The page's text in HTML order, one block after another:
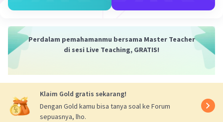
Perdalam pemahamanmu bersama Master Teacher
di sesi Live Teaching, GRATIS!
Klaim Gold gratis sekarang!
Dengan Gold kamu bisa tanya soal ke Forum
sepuasnya, lho.